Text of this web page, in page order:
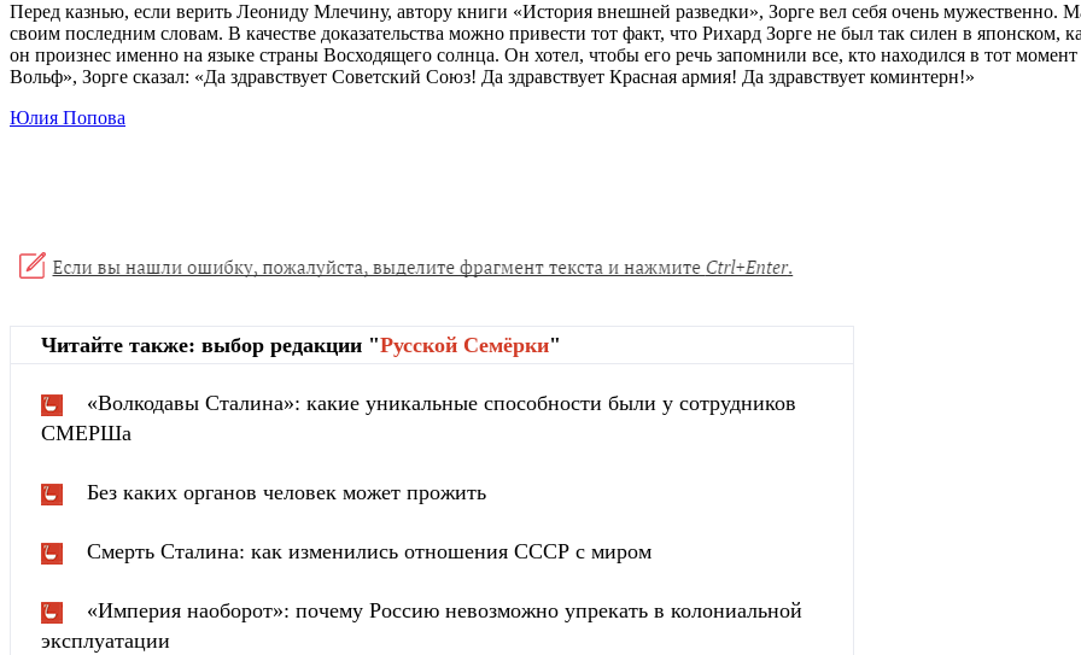
Перед казнью, если верить Леониду Млечину, автору книги «История внешней разведки», Зорге вел себя очень мужественно.
своим последним словам. В качестве доказательства можно привести тот факт, что Рихард Зорге не был так силен в
он произнес именно на языке страны Восходящего солнца. Он хотел, чтобы его речь запомнили все, кто находился в тот
Вольф», Зорге сказал: «Да здравствует Советский Союз! Да здравствует Красная армия! Да здравствует коминтерн!»
Юлия Попова
Читайте также: выбор редакции "Русской Cемёрки"
«Волкодавы Сталина»: какие уникальные способности были у сотрудников
СМЕРШа
Без каких органов человек может прожить
Смерть Сталина: как изменились отношения СССР с миром
«Империя наоборот»: почему Россию невозможно упрекать в колониальной
эксплуатации